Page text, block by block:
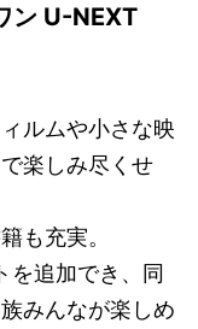
ン U-NEXT
ルムや小さな映
楽しみ尽くせ
も充実。
を追加でき、同
みんなが楽しめ